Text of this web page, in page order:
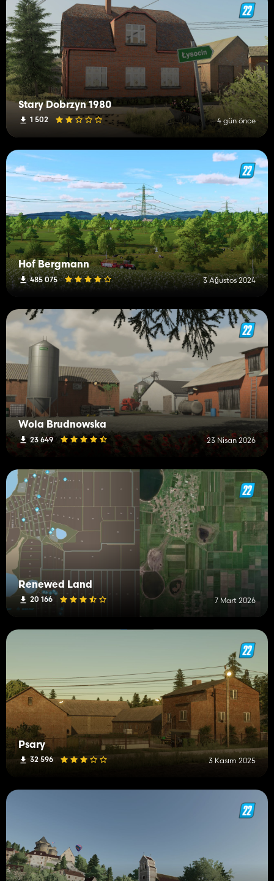
Stary Dobrzyn 1980
1 502 4 gün önce
Hof Bergmann
485 075 3 Ağustos 2024
Wola Brudnowska
23 649 23 Nisan 2026
Renewed Land
20 166 7 Mart 2026
Psary
32 596 3 Kasım 2025